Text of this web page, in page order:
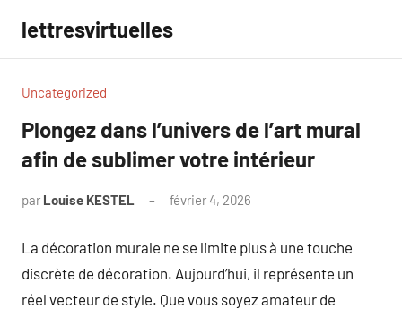
contenu
lettresvirtuelles
Uncategorized
Plongez dans l’univers de l’art mural
afin de sublimer votre intérieur
par Louise KESTEL février 4, 2026
La décoration murale ne se limite plus à une touche
discrète de décoration. Aujourd’hui, il représente un
réel vecteur de style. Que vous soyez amateur de